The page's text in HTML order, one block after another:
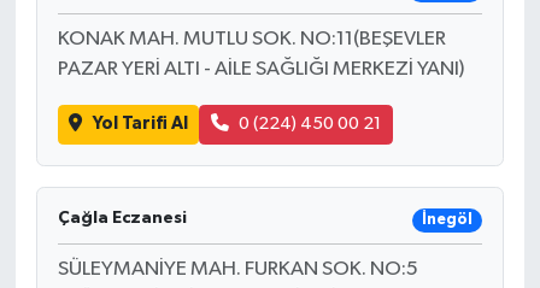
KONAK MAH. MUTLU SOK. NO:11(BEŞEVLER
PAZAR YERİ ALTI - AİLE SAĞLIĞI MERKEZİ YANI)
Yol Tarifi Al 0 (224) 450 00 21
Çağla Eczanesi İnegöl
SÜLEYMANİYE MAH. FURKAN SOK. NO:5